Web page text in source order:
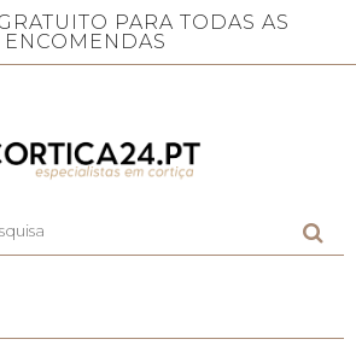
PARA TODAS AS
ENCOMENDAS